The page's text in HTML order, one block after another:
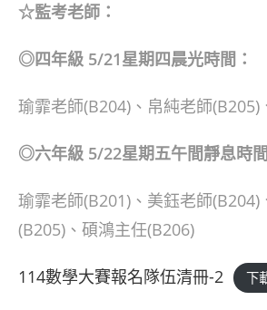
☆監考老師：
◎四年級 5/21星期四晨光時間：
瑜霏老師(B204)、帛純老師(B205)
◎六年級 5/22星期五午間靜息時間
瑜霏老師(B201)、美鈺老師(B204)
(B205)、碩鴻主任(B206)
114數學大賽報名隊伍清冊-2 下